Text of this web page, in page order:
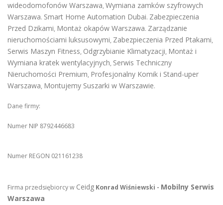
wideodomofonów Warszawa, Wymiana zamków szyfrowych
Warszawa. Smart Home Automation Dubai. Zabezpieczenia
Przed Dzikami, Montaż okapów Warszawa. Zarządzanie
nieruchomościami luksusowymi, Zabezpieczenia Przed Ptakami,
Serwis Maszyn Fitness, Odgrzybianie Klimatyzacji, Montaż i
Wymiana kratek wentylacyjnych, Serwis Techniczny
Nieruchomości Premium, Profesjonalny Komik i Stand-uper
Warszawa, Montujemy Suszarki w Warszawie.
Dane firmy:
Numer NIP 8792446683
Numer REGON 021161238
Firma przedsiębiorcy w Ceidg Konrad Wiśniewski - Mobilny Serwis
Warszawa